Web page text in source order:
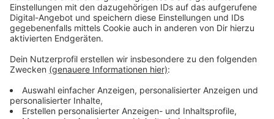
Grund: Rückenproblem, Bandscheibenvorfälle und
ähnliches. Um das Problem aufzufangen, steigen für
die AVEA die Personalkosten. Und die trägt indirekt am
das Problem aber auch ein bisschen selbst
neben Tonnen mitgenommen. Und je mehr man den
Menschen entgegenkomme, umso weniger würden sie